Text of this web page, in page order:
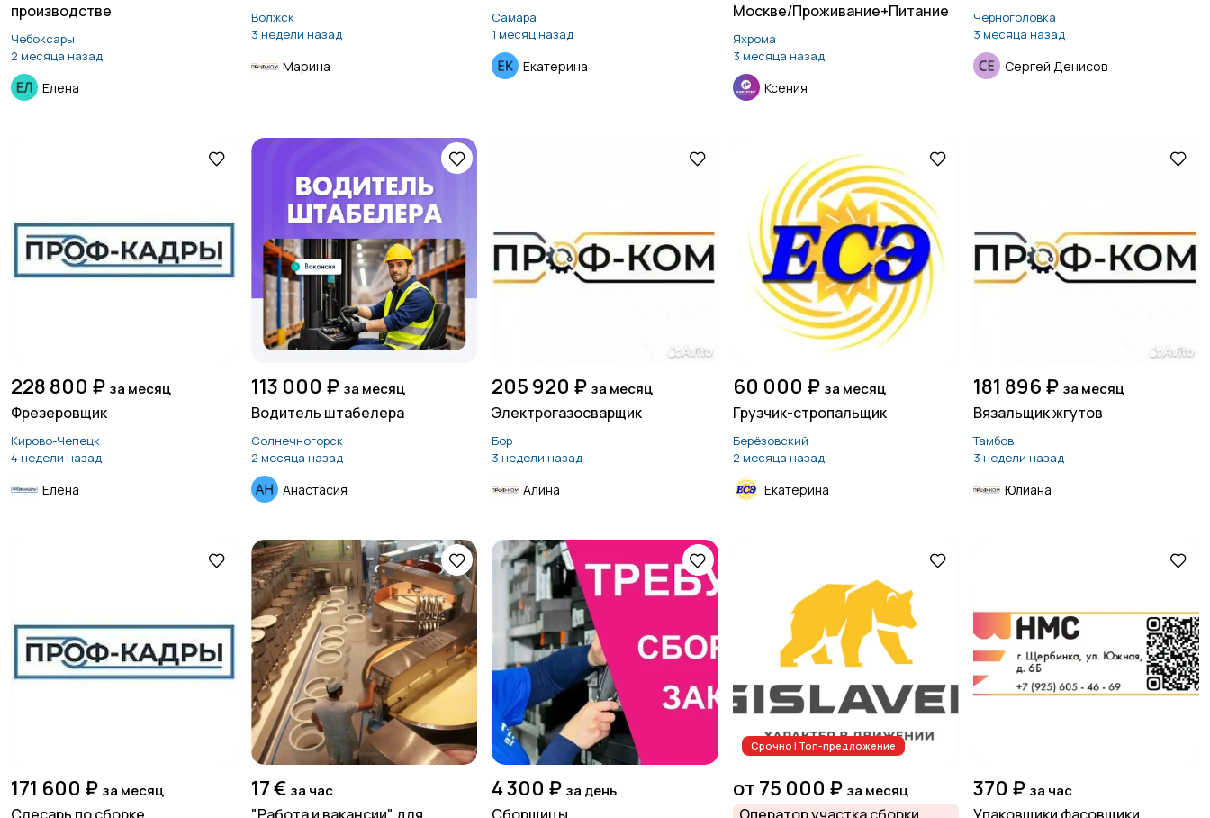
производстве
Чебоксары
2 месяца назад
Елена
Волжск
3 недели назад
Марина
Самара
1 месяц назад
Екатерина
Москве/Проживание+Питание
Яхрома
3 месяца назад
Ксения
Черноголовка
3 месяца назад
Сергей Денисов
228 800 ₽ за месяц
Фрезеровщик
Кирово-Чепецк
4 недели назад
Елена
113 000 ₽ за месяц
Водитель штабелера
Солнечногорск
2 месяца назад
Анастасия
205 920 ₽ за месяц
Электрогазосварщик
Бор
3 недели назад
Алина
60 000 ₽ за месяц
Грузчик-стропальщик
Берёзовский
2 месяца назад
Екатерина
181 896 ₽ за месяц
Вязальщик жгутов
Тамбов
3 недели назад
Юлиана
171 600 ₽ за месяц 17 € за час 4 300 ₽ за день
Срочно | Топ-предложение
от 75 000 ₽ за месяц 370 ₽ за час